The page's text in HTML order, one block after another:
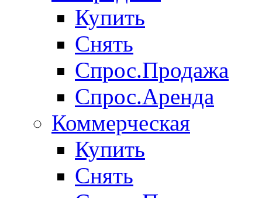
Купить
Снять
Спрос.Продажа
Спрос.Аренда
Коммерческая
Купить
Снять